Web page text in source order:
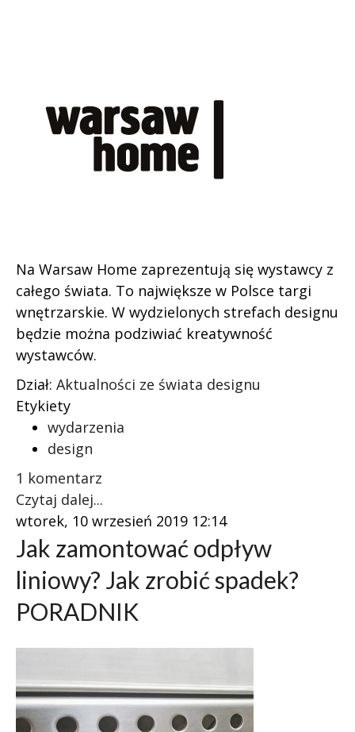
Na Warsaw Home zaprezentują się wystawcy z
całego świata. To największe w Polsce targi
wnętrzarskie. W wydzielonych strefach designu
będzie można podziwiać kreatywność
wystawców.
Dział: Aktualności ze świata designu
Etykiety
wydarzenia
design
1 komentarz
Czytaj dalej...
wtorek, 10 wrzesień 2019 12:14
Jak zamontować odpływ
liniowy? Jak zrobić spadek?
PORADNIK